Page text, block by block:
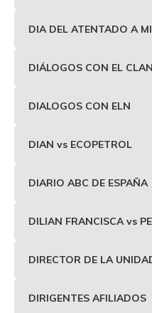
DIA DEL ATENTADO A
DIÁLOGOS CON EL
DIALOGOS CON ELN
DIAN vs ECOPETROL
DIARIO ABC DE ESPAÑA
DILIAN FRANCISCA vs
DIRECTOR DE LA
DIRIGENTES AFILIADOS